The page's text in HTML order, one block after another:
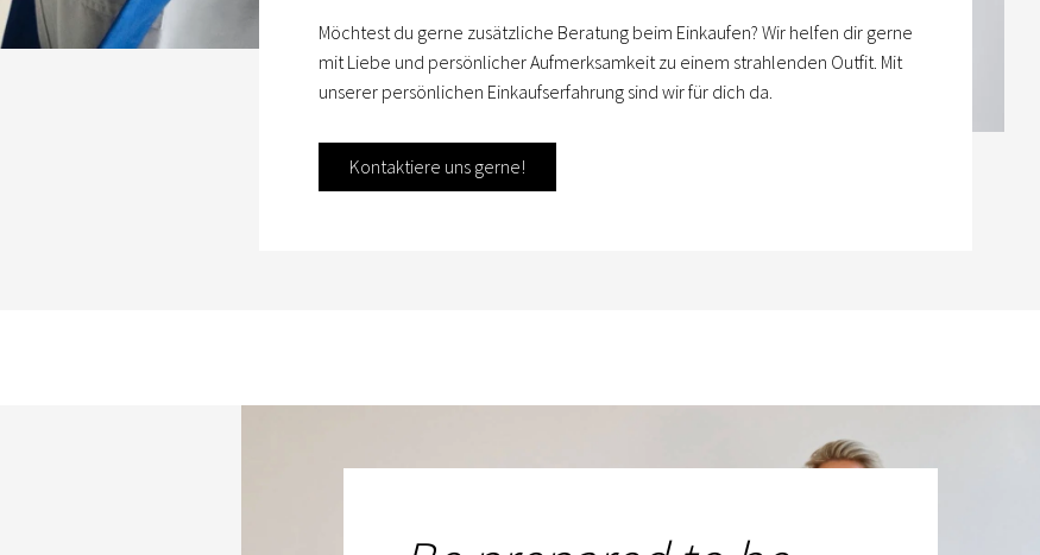
Möchtest du gerne zusätzliche Beratung beim Einkaufen? Wir helfen dir gerne
mit Liebe und persönlicher Aufmerksamkeit zu einem strahlenden Outfit. Mit
unserer persönlichen Einkaufserfahrung sind wir für dich da.
Kontaktiere uns gerne!